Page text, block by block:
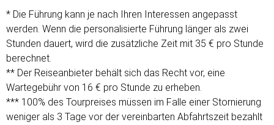
* Die Führung kann je nach Ihren Interessen angepasst
werden. Wenn die personalisierte Führung länger als zwei
Stunden dauert, wird die zusätzliche Zeit mit 35 € pro Stunde
berechnet.
** Der Reiseanbieter behält sich das Recht vor, eine
Wartegebühr von 16 € pro Stunde zu erheben.
*** 100% des Tourpreises müssen im Falle einer Stornierung
weniger als 3 Tage vor der vereinbarten Abfahrtszeit bezahlt